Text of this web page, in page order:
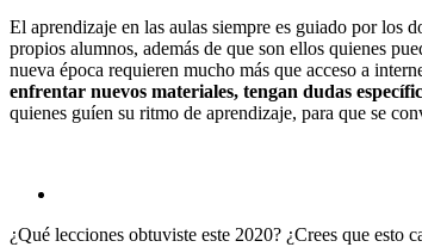
El aprendizaje en las aulas siempre es guiado por los
propios alumnos, además de que son ellos quienes
nueva época requieren mucho más que acceso a
enfrentar nuevos materiales, tengan dudas
quienes guíen su ritmo de aprendizaje, para que se
¿Qué lecciones obtuviste este 2020? ¿Crees que esto